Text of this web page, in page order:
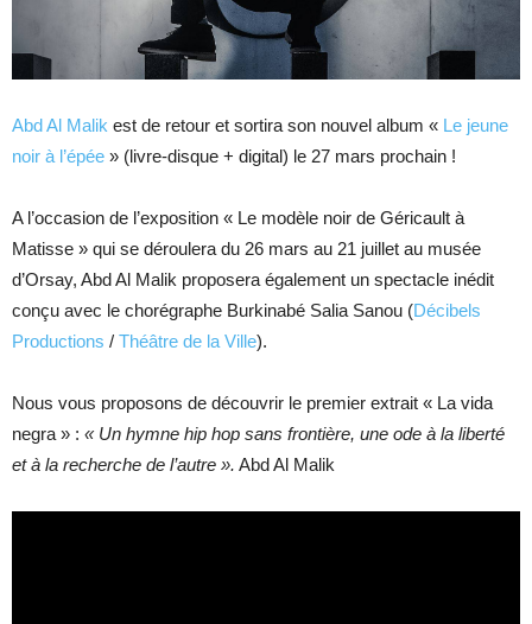
Abd Al Malik est de retour et sortira son nouvel album « Le jeune
noir à l’épée » (livre-disque + digital) le 27 mars prochain !
A l’occasion de l’exposition « Le modèle noir de Géricault à
Matisse » qui se déroulera du 26 mars au 21 juillet au musée
d’Orsay, Abd Al Malik proposera également un spectacle inédit
conçu avec le chorégraphe Burkinabé Salia Sanou (Décibels
Productions / Théâtre de la Ville).
Nous vous proposons de découvrir le premier extrait « La vida
negra » : « Un hymne hip hop sans frontière, une ode à la liberté
et à la recherche de l’autre ». Abd Al Malik